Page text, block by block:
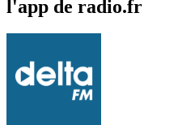
l'app de radio.fr